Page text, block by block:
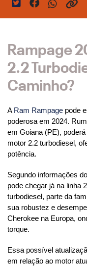
Rampage
2.2
Caminho?
A Ram Rampage pode
poderosa em 2024.
em Goiana (PE),
motor 2.2 turbodiesel,
potência.
Segundo informações
pode chegar já na linha
turbodiesel, parte da
sua robustez e
Cherokee na Europa,
torque.
Essa possível
em relação ao motor